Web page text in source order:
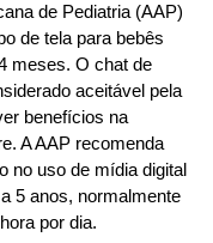
de Pediatria (AAP)
de tela para bebês
meses. O chat de
aceitável pela
benefícios na
A AAP recomenda
no uso de mídia digital
5 anos, normalmente
por dia.